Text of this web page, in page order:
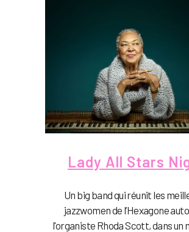
Lady All Stars
Un big band qui réunit les
jazzwomen de l’Hexagone
l'organiste Rhoda Scott, dans un